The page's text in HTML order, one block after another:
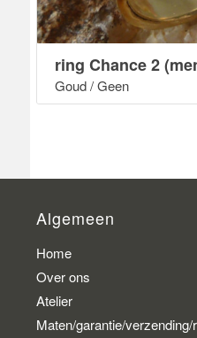
ring Chance 2
Goud / Geen
Algemeen
Home
Over ons
Atelier
Maten/garantie/verzending/